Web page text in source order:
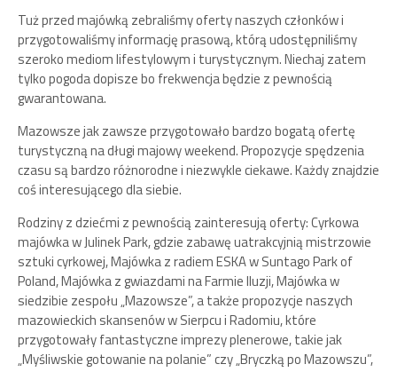
Tuż przed majówką zebraliśmy oferty naszych członków i
przygotowaliśmy informację prasową, którą udostępniliśmy
szeroko mediom lifestylowym i turystycznym. Niechaj zatem
tylko pogoda dopisze bo frekwencja będzie z pewnością
gwarantowana.
Mazowsze jak zawsze przygotowało bardzo bogatą ofertę
turystyczną na długi majowy weekend. Propozycje spędzenia
czasu są bardzo różnorodne i niezwykle ciekawe. Każdy znajdzie
coś interesującego dla siebie.
Rodziny z dziećmi z pewnością zainteresują oferty: Cyrkowa
majówka w Julinek Park, gdzie zabawę uatrakcyjnią mistrzowie
sztuki cyrkowej, Majówka z radiem ESKA w Suntago Park of
Poland, Majówka z gwiazdami na Farmie Iluzji, Majówka w
siedzibie zespołu „Mazowsze”, a także propozycje naszych
mazowieckich skansenów w Sierpcu i Radomiu, które
przygotowały fantastyczne imprezy plenerowe, takie jak
„Myśliwskie gotowanie na polanie” czy „Bryczką po Mazowszu”,